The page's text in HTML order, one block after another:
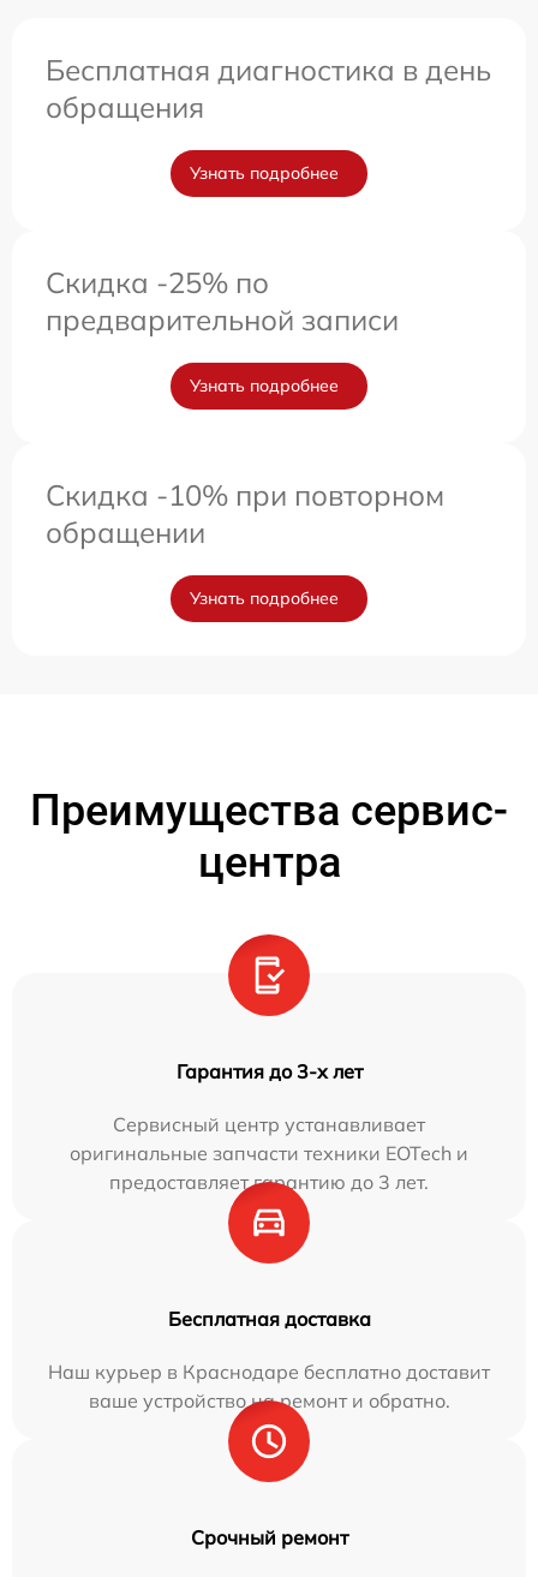
Бесплатная диагностика в день
обращения
Узнать подробнее
Скидка -25% по
предварительной записи
Узнать подробнее
Скидка -10% при повторном
обращении
Узнать подробнее
Преимущества сервис-
центра
Гарантия до 3-х лет
Сервисный центр устанавливает
оригинальные запчасти техники EOTech и
предоставляет гарантию до 3 лет.
Бесплатная доставка
Наш курьер в Краснодаре бесплатно доставит
ваше устройство на ремонт и обратно.
Срочный ремонт